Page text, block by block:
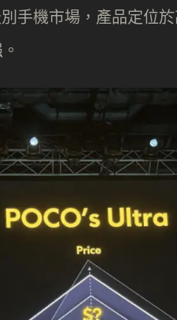
手機市場，產品定位